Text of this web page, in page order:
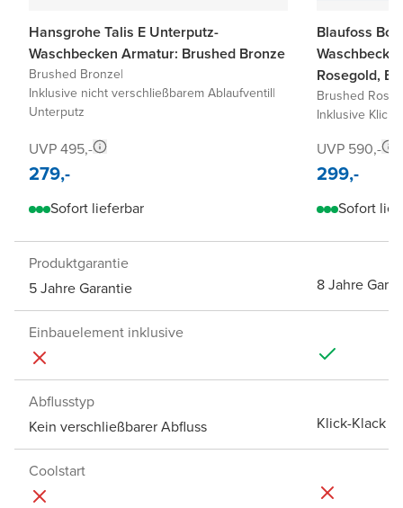
Hansgrohe Talis E Unterputz-
Waschbecken Armatur: Brushed Bronze
Brushed Bronze|
Inklusive nicht verschließbarem Ablaufventil|
Unterputz
UVP 495,-
279,-
Sofort lieferbar
Blaufoss
Rosegold,
Brushed
Inklusive
UVP 590,-
299,-
Sofort
Produktgarantie
5 Jahre Garantie
8 Jahre
Einbauelement inklusive
Abflusstyp
Kein verschließbarer Abfluss
Klick-Klack
Coolstart